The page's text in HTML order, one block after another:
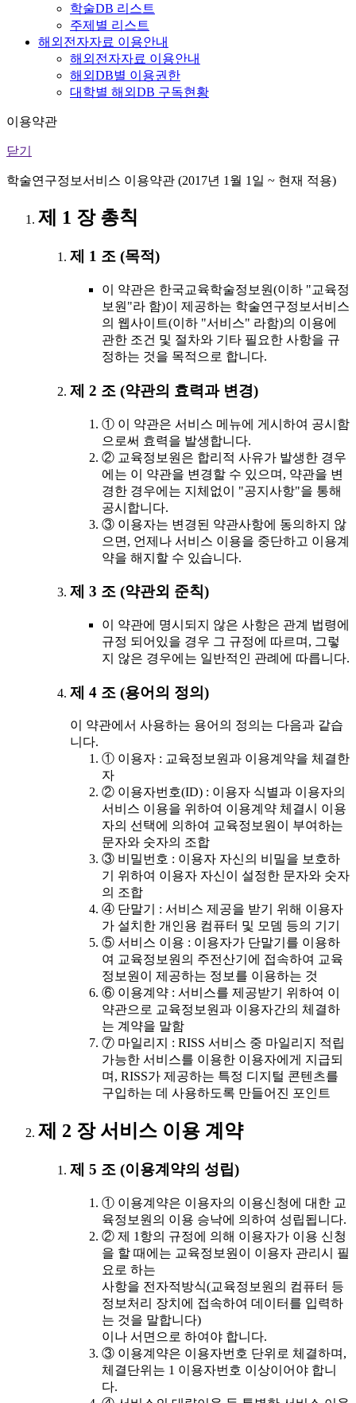
학술DB 리스트
주제별 리스트
해외전자자료 이용안내
해외전자자료 이용안내
해외DB별 이용권한
대학별 해외DB 구독현황
이용약관
닫기
학술연구정보서비스 이용약관 (2017년 1월 1일 ~ 현재 적용)
제 1 장 총칙
제 1 조 (목적)
이 약관은 한국교육학술정보원(이하 "교육정
보원"라 함)이 제공하는 학술연구정보서비스
의 웹사이트(이하 "서비스" 라함)의 이용에
관한 조건 및 절차와 기타 필요한 사항을 규
정하는 것을 목적으로 합니다.
제 2 조 (약관의 효력과 변경)
① 이 약관은 서비스 메뉴에 게시하여 공시함
으로써 효력을 발생합니다.
② 교육정보원은 합리적 사유가 발생한 경우
에는 이 약관을 변경할 수 있으며, 약관을 변
경한 경우에는 지체없이 "공지사항"을 통해
공시합니다.
③ 이용자는 변경된 약관사항에 동의하지 않
으면, 언제나 서비스 이용을 중단하고 이용계
약을 해지할 수 있습니다.
제 3 조 (약관외 준칙)
이 약관에 명시되지 않은 사항은 관계 법령에
규정 되어있을 경우 그 규정에 따르며, 그렇
지 않은 경우에는 일반적인 관례에 따릅니다.
제 4 조 (용어의 정의)
이 약관에서 사용하는 용어의 정의는 다음과 같습
니다.
① 이용자 : 교육정보원과 이용계약을 체결한
자
② 이용자번호(ID) : 이용자 식별과 이용자의
서비스 이용을 위하여 이용계약 체결시 이용
자의 선택에 의하여 교육정보원이 부여하는
문자와 숫자의 조합
③ 비밀번호 : 이용자 자신의 비밀을 보호하
기 위하여 이용자 자신이 설정한 문자와 숫자
의 조합
④ 단말기 : 서비스 제공을 받기 위해 이용자
가 설치한 개인용 컴퓨터 및 모뎀 등의 기기
⑤ 서비스 이용 : 이용자가 단말기를 이용하
여 교육정보원의 주전산기에 접속하여 교육
정보원이 제공하는 정보를 이용하는 것
⑥ 이용계약 : 서비스를 제공받기 위하여 이
약관으로 교육정보원과 이용자간의 체결하
는 계약을 말함
⑦ 마일리지 : RISS 서비스 중 마일리지 적립
가능한 서비스를 이용한 이용자에게 지급되
며, RISS가 제공하는 특정 디지털 콘텐츠를
구입하는 데 사용하도록 만들어진 포인트
제 2 장 서비스 이용 계약
제 5 조 (이용계약의 성립)
① 이용계약은 이용자의 이용신청에 대한 교
육정보원의 이용 승낙에 의하여 성립됩니다.
② 제 1항의 규정에 의해 이용자가 이용 신청
을 할 때에는 교육정보원이 이용자 관리시 필
요로 하는
사항을 전자적방식(교육정보원의 컴퓨터 등
정보처리 장치에 접속하여 데이터를 입력하
는 것을 말합니다)
이나 서면으로 하여야 합니다.
③ 이용계약은 이용자번호 단위로 체결하며,
체결단위는 1 이용자번호 이상이어야 합니
다.